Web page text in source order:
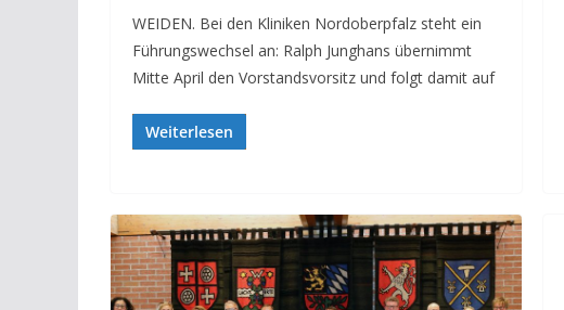
WEIDEN. Bei den Kliniken Nordoberpfalz steht ein
Führungswechsel an: Ralph Junghans übernimmt
Mitte April den Vorstandsvorsitz und folgt damit auf
Weiterlesen